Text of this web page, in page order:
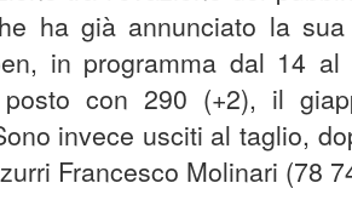
ha già annunciato la
in programma dal 14
con 290 (+2), il
invece usciti al taglio,
Francesco Molinari (78